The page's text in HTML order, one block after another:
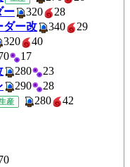
ー 320
ダー改 340
320
40
17
280
23
290
28
産 280